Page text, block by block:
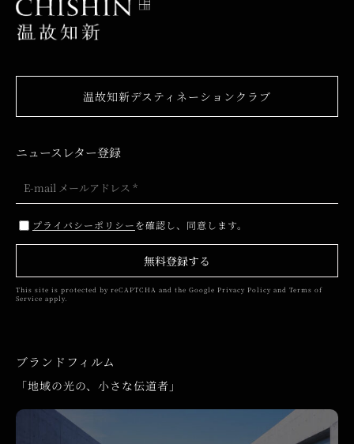
温故知新デスティネーションクラブ
ニュースレター登録
プライバシーポリシーを確認し、同意します。
無料登録する
This site is protected by reCAPTCHA and the Google Privacy Policy and Terms of
Service apply.
ブランドフィルム
「地域の光の、小さな伝道者」